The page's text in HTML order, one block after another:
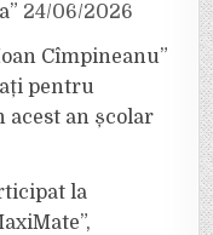
24/06/2026
Cîmpineanu”
pentru
acest an școlar
la